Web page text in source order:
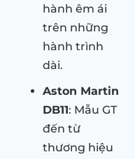
hành êm ái
trên những
hành trình
dài.
Aston Martin
DB11: Mẫu GT
đến từ
thương hiệu